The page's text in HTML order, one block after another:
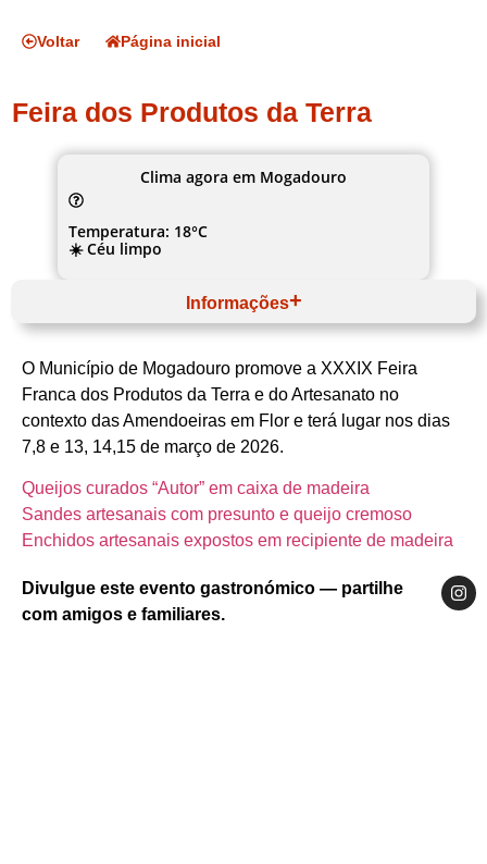
Voltar Página inicial
Feira dos Produtos da Terra
O Município de Mogadouro promove a XXXIX Feira
Franca dos Produtos da Terra e do Artesanato no
contexto das Amendoeiras em Flor e terá lugar nos dias
7,8 e 13, 14,15 de março de 2026.
Queijos curados “Autor” em caixa de madeira
Sandes artesanais com presunto e queijo cremoso
Enchidos artesanais expostos em recipiente de madeira
Divulgue este evento gastronómico — partilhe
com amigos e familiares.
Clima agora em Mogadouro
Temperatura: 18°C
☀️ Céu limpo
Informações
Norte
Terras de Trás‑os‑Montes
Mogadouro
Município de Mogadouro
Produtos Locais & Artesanato